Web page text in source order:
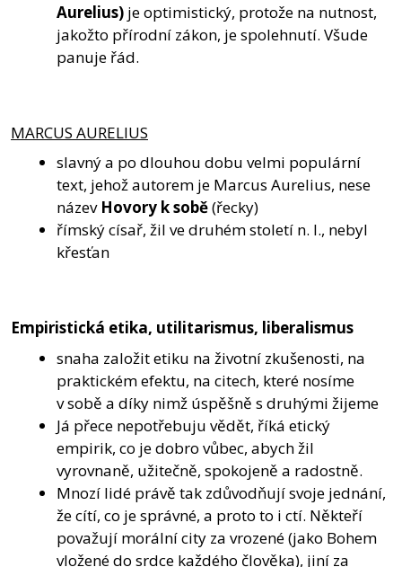
Aurelius) je optimistický, protože na nutnost,
jakožto přírodní zákon, je spolehnutí. Všude
panuje řád.
MARCUS AURELIUS
slavný a po dlouhou dobu velmi populární
text, jehož autorem je Marcus Aurelius, nese
názevHovory k sobě(řecky)
římský císař, žil ve druhém století n. l., nebyl
křesťan
Empiristická etika, utilitarismus, liberalismus
snaha založit etiku na životní zkušenosti, na
praktickém efektu, na citech, které nosíme
v sobě a díky nimž úspěšně s druhými žijeme
Já přece nepotřebuju vědět, říká etický
empirik, co je dobro vůbec, abych žil
vyrovnaně, užitečně, spokojeně a radostně.
Mnozí lidé právě tak zdůvodňují svoje jednání,
že cítí, co je správné, a proto to i ctí. Někteří
považují morální city za vrozené (jako Bohem
vložené do srdce každého člověka), jiní za